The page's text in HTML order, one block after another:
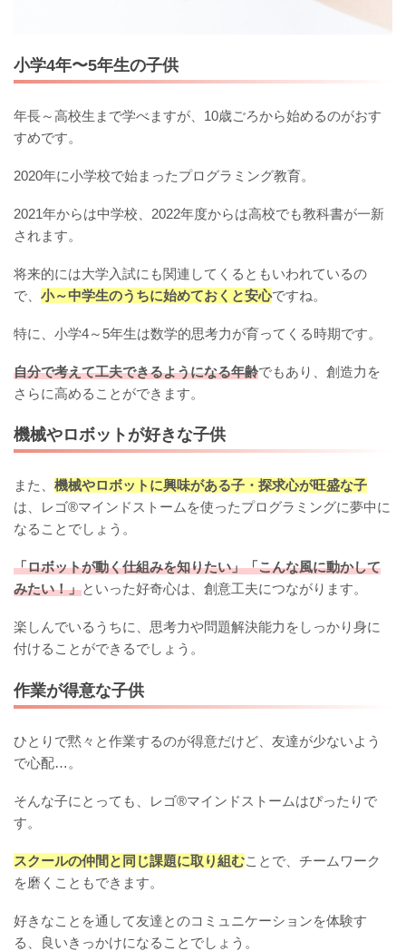
小学4年〜5年生の子供
年長～高校生まで学べますが、10歳ごろから始めるのがおす
すめです。
2020年に小学校で始まったプログラミング教育。
2021年からは中学校、2022年度からは高校でも教科書が一新
されます。
将来的には大学入試にも関連してくるともいわれているの
で、 小～中学生のうちに始めておくと安心ですね。
特に、小学4～5年生は数学的思考力が育ってくる時期です。
自分で考えて工夫できるようになる年齢でもあり、創造力を
さらに高めることができます。
機械やロボットが好きな子供
また、 機械やロボットに興味がある子・探求心が旺盛な子
は、レゴ®マインドストームを使ったプログラミングに夢中に
なることでしょう。
「ロボットが動く仕組みを知りたい」「こんな風に動かして
みたい！」といった好奇心は、創意工夫につながります。
楽しんでいるうちに、思考力や問題解決能力をしっかり身に
付けることができるでしょう。
作業が得意な子供
ひとりで黙々と作業するのが得意だけど、友達が少ないよう
で心配…。
そんな子にとっても、レゴ®マインドストームはぴったりで
す。
スクールの仲間と同じ課題に取り組むことで、チームワーク
を磨くこともできます。
好きなことを通して友達とのコミュニケーションを体験す
る、良いきっかけになることでしょう。